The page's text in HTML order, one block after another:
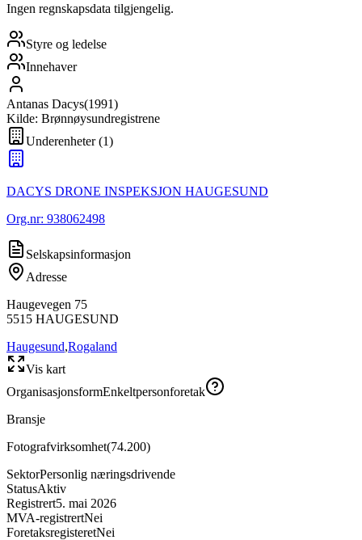
Ingen regnskapsdata tilgjengelig.
Styre og ledelse
Innehaver
Antanas Dacys(1991)
Kilde: Brønnøysundregistrene
Underenheter(1)
DACYS DRONE INSPEKSJON HAUGESUND
Org.nr: 938062498
Selskapsinformasjon
Adresse
Haugevegen 75
5515 HAUGESUND
Haugesund,Rogaland
Vis kart
OrganisasjonsformEnkeltpersonforetak
Bransje
Fotografvirksomhet(74.200)
SektorPersonlig næringsdrivende
StatusAktiv
Registrert5. mai 2026
MVA-registrertNei
ForetaksregisteretNei